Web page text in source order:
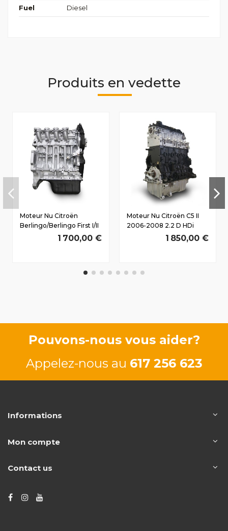
Fuel Diesel
Produits en vedette
Moteur Nu Citroën
Berlingo/Berlingo First I/II
2005-2010 1.6 D HDi
9HY(DV6TED4) 80/110 CV
1 700,00 €
Moteur Nu Citroën C5 II
2006-2008 2.2 D HDi
4HX(DW12TED4) 125/170
1 850,00 €
Pouvons-nous vous aider?
Appelez-nous au 617 256 623
Informations
Mon compte
Contact us